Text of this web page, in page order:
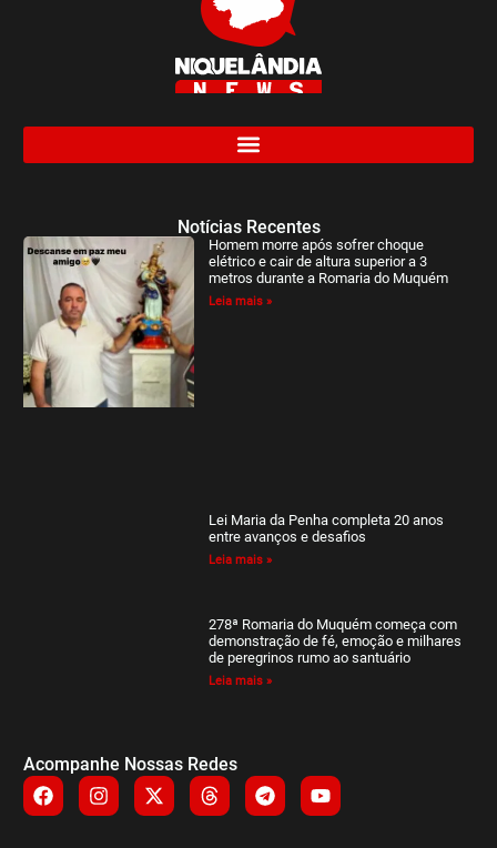
Notícias Recentes
Homem morre após sofrer choque
elétrico e cair de altura superior a 3
metros durante a Romaria do Muquém
Leia mais »
Lei Maria da Penha completa 20 anos
entre avanços e desafios
Leia mais »
278ª Romaria do Muquém começa com
demonstração de fé, emoção e milhares
de peregrinos rumo ao santuário
Leia mais »
Acompanhe Nossas Redes